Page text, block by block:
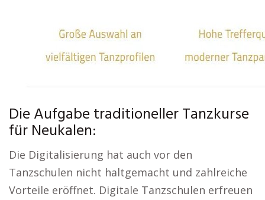
Die Aufgabe traditioneller Tanzkurse
für Neukalen:
Die Digitalisierung hat auch vor den
Tanzschulen nicht haltgemacht und zahlreiche
Vorteile eröffnet. Digitale Tanzschulen erfreuen